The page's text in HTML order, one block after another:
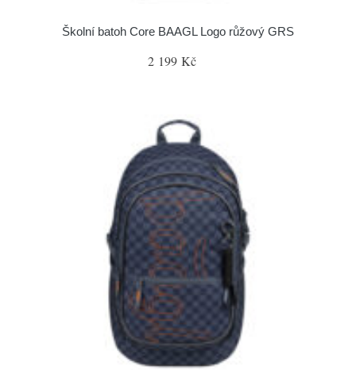
Školní batoh Core BAAGL Logo růžový GRS
2 199 Kč